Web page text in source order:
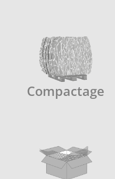
Compactage